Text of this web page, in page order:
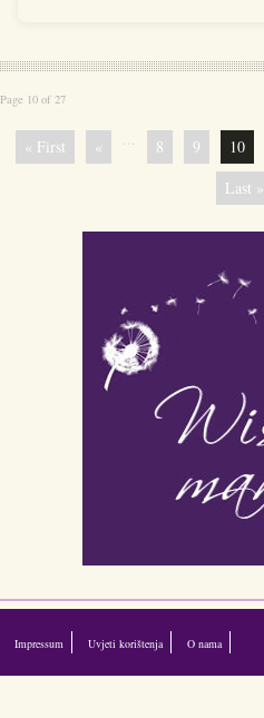
Page 10 of 27
« First « ... 8 9 10
Last »
Impressum Uvjeti korištenja O nama